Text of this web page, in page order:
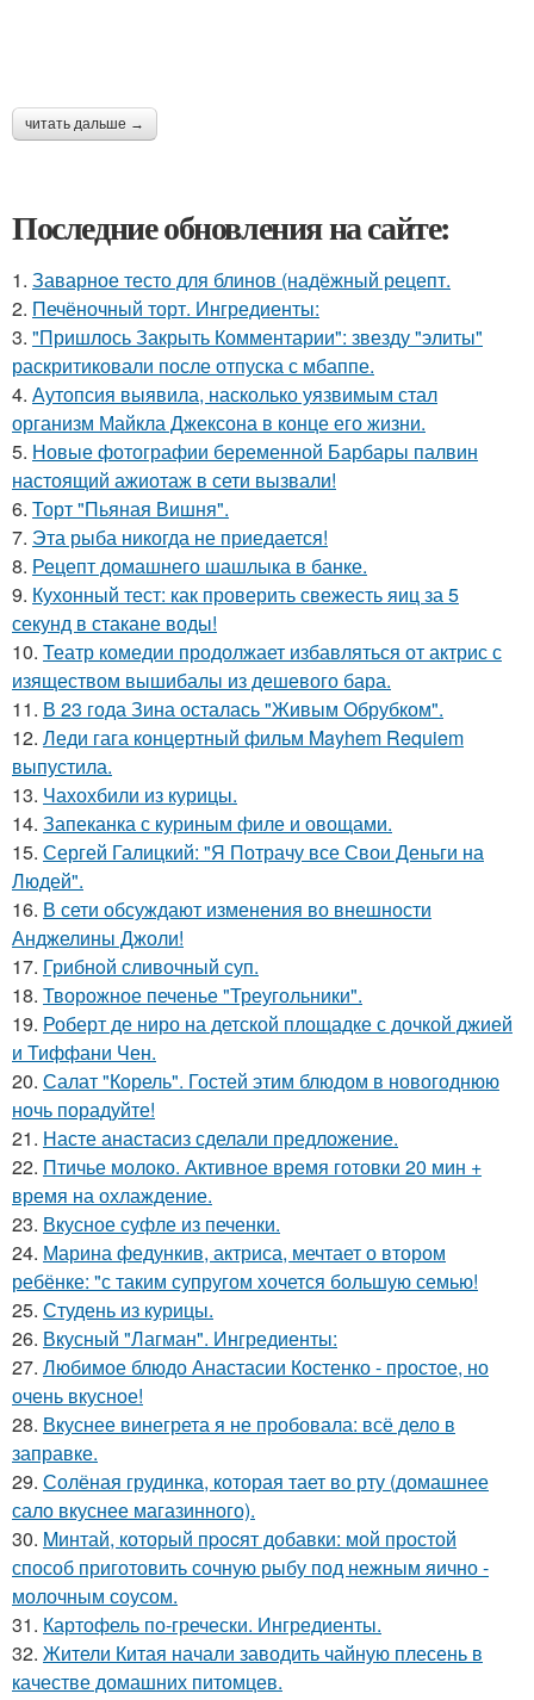
читать дальше →
Последние обновления на сайте:
1. Заварное тесто для блинов (надёжный рецепт.
2. Печёночный торт. Ингредиенты:
3. "Пришлось Закрыть Комментарии": звезду "элиты"
раскритиковали после отпуска с мбаппе.
4. Аутопсия выявила, насколько уязвимым стал
организм Майкла Джексона в конце его жизни.
5. Новые фотографии беременной Барбары палвин
настоящий ажиотаж в сети вызвали!
6. Торт "Пьяная Вишня".
7. Эта рыба никогда не приедается!
8. Рецепт домашнего шашлыка в банке.
9. Кухонный тест: как проверить свежесть яиц за 5
секунд в стакане воды!
10. Театр комедии продолжает избавляться от актрис с
изяществом вышибалы из дешевого бара.
11. В 23 года Зина осталась "Живым Обрубком".
12. Леди гага концертный фильм Mayhem Requiem
выпустила.
13. Чахохбили из курицы.
14. Запеканка с куриным филе и овощами.
15. Сергей Галицкий: "Я Потрачу все Свои Деньги на
Людей".
16. В сети обсуждают изменения во внешности
Анджелины Джоли!
17. Грибнoй сливочный суп.
18. Творожное печенье "Треугольники".
19. Роберт де ниро на детской площадке с дочкой джией
и Тиффани Чен.
20. Салат "Корель". Гостей этим блюдом в новогоднюю
ночь порадуйте!
21. Насте анастасиз сделали предложение.
22. Птичье молоко. Активное время готовки 20 мин +
время на охлаждение.
23. Вкусное суфле из печенки.
24. Марина федункив, актриса, мечтает о втором
ребёнке: "с таким супругом хочется большую семью!
25. Студень из курицы.
26. Вкусный "Лагман". Ингредиенты:
27. Любимое блюдо Анастасии Костенко - простое, но
очень вкусное!
28. Вкуснее винегрета я не пробовала: всё дело в
заправке.
29. Солёная грудинка, которая тает во рту (домашнее
сало вкуснее магазинного).
30. Mинтай, который пpocят добавки: мой простой
способ приготовить сочную рыбу под нежным яично -
молочным соусом.
31. Картофель по-гречески. Ингредиенты.
32. Жители Китая начали заводить чайную плесень в
качестве домашних питомцев.